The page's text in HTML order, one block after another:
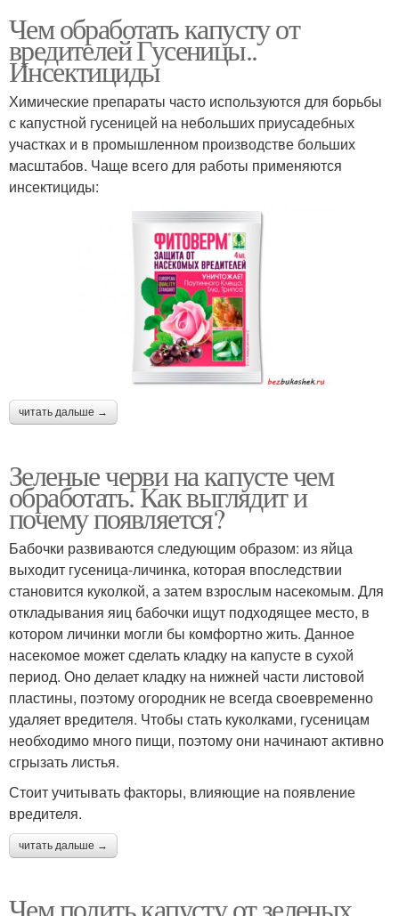
Чем обработать капусту от
вредителей Гусеницы..
Инсектициды
Химические препараты часто используются для борьбы
с капустной гусеницей на небольших приусадебных
участках и в промышленном производстве больших
масштабов. Чаще всего для работы применяются
инсектициды:
читать дальше →
Зеленые черви на капусте чем
обработать. Как выглядит и
почему появляется?
Бабочки развиваются следующим образом: из яйца
выходит гусеница-личинка, которая впоследствии
становится куколкой, а затем взрослым насекомым. Для
откладывания яиц бабочки ищут подходящее место, в
котором личинки могли бы комфортно жить. Данное
насекомое может сделать кладку на капусте в сухой
период. Оно делает кладку на нижней части листовой
пластины, поэтому огородник не всегда своевременно
удаляет вредителя. Чтобы стать куколками, гусеницам
необходимо много пищи, поэтому они начинают активно
сгрызать листья.
Стоит учитывать факторы, влияющие на появление
вредителя.
читать дальше →